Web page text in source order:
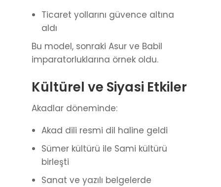
Ticaret yollarını güvence altına
aldı
Bu model, sonraki Asur ve Babil
imparatorluklarına örnek oldu.
Kültürel ve Siyasi Etkiler
Akadlar döneminde:
Akad dili resmi dil haline geldi
Sümer kültürü ile Sami kültürü
birleşti
Sanat ve yazılı belgelerde